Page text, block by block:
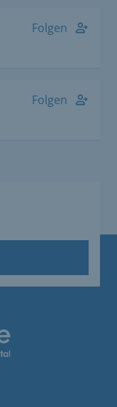
Folgen
Folgen